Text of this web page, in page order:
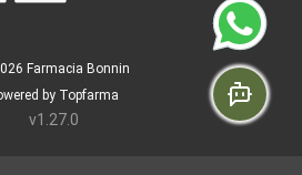
Farmacia Bonnin
by Topfarma
v1.27.0